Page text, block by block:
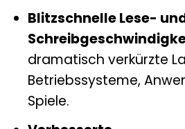
Blitzschnelle Lese-
dramatisch verkürzte
Betriebssysteme,
Spiele.